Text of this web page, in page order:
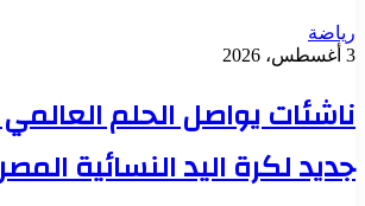
رياضة
3 أغسطس، 2026
ناشئات يواصل الحلم العالمي
جديد لكرة اليد النسائية